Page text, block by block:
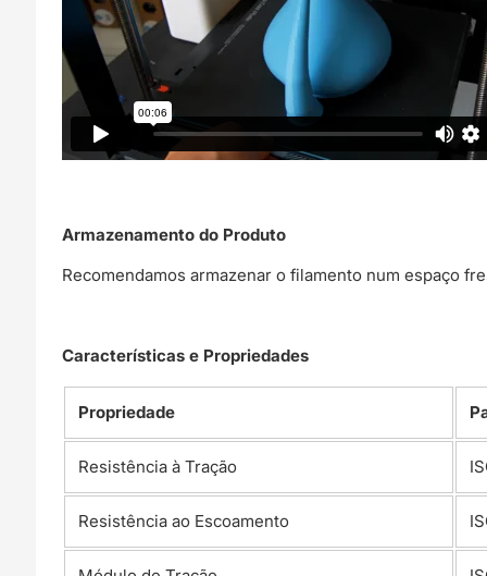
Armazenamento do Produto
Recomendamos armazenar o filamento num espaço
Características e Propriedades
Propriedade
Resistência à Tração
Resistência ao Escoamento